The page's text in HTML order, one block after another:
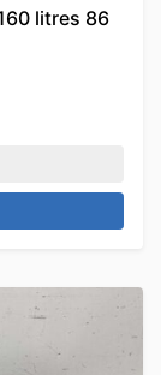
litres 86